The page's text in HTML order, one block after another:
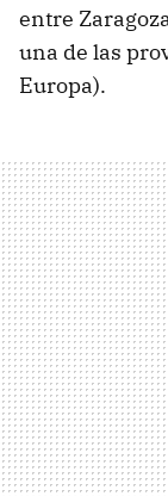
entre
una de las
Europa).